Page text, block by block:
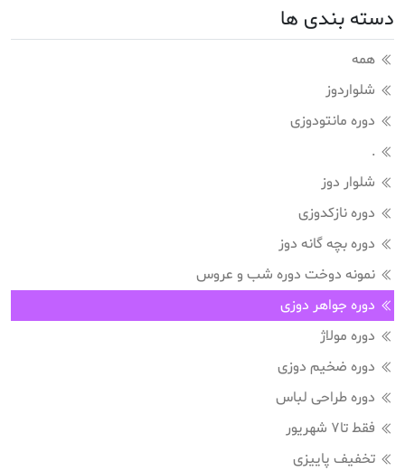
دسته بندی ها
همه
شلواردوز
دوره مانتودوزی
.
شلوار دوز
دوره نازکدوزی
دوره بچه گانه دوز
نمونه دوخت دوره شب و عروس
دوره جواهر دوزی
دوره مولاژ
دوره ضخیم دوزی
دوره طراحی لباس
فقط تا7 شهریور
تخفیف پاییزی